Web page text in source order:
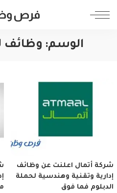
فرص
الوسم: وظائف
شركة أتمال اعلنت عن وظائف
إدارية وتقنية وهندسية لحملة
الدبلوم فما فوق